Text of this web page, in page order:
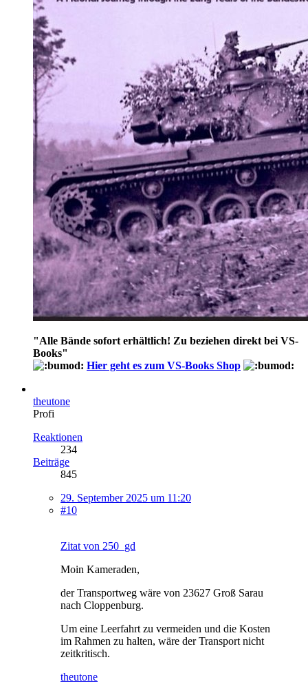
"Alle Bände sofort erhältlich! Zu beziehen direkt bei VS-
Books"
Hier geht es zum VS-Books Shop
theutone
Profi
Reaktionen
234
Beiträge
845
29. September 2025 um 11:20
#10
Zitat von 250_gd
Moin Kameraden,
der Transportweg wäre von 23627 Groß Sarau
nach Cloppenburg.
Um eine Leerfahrt zu vermeiden und die Kosten
im Rahmen zu halten, wäre der Transport nicht
zeitkritisch.
theutone